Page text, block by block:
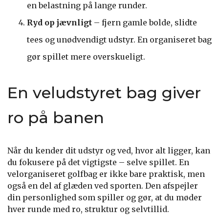
en belastning på lange runder.
Ryd op jævnligt – fjern gamle bolde, slidte
tees og unødvendigt udstyr. En organiseret bag
gør spillet mere overskueligt.
En veludstyret bag giver
ro på banen
Når du kender dit udstyr og ved, hvor alt ligger, kan
du fokusere på det vigtigste – selve spillet. En
velorganiseret golfbag er ikke bare praktisk, men
også en del af glæden ved sporten. Den afspejler
din personlighed som spiller og gør, at du møder
hver runde med ro, struktur og selvtillid.